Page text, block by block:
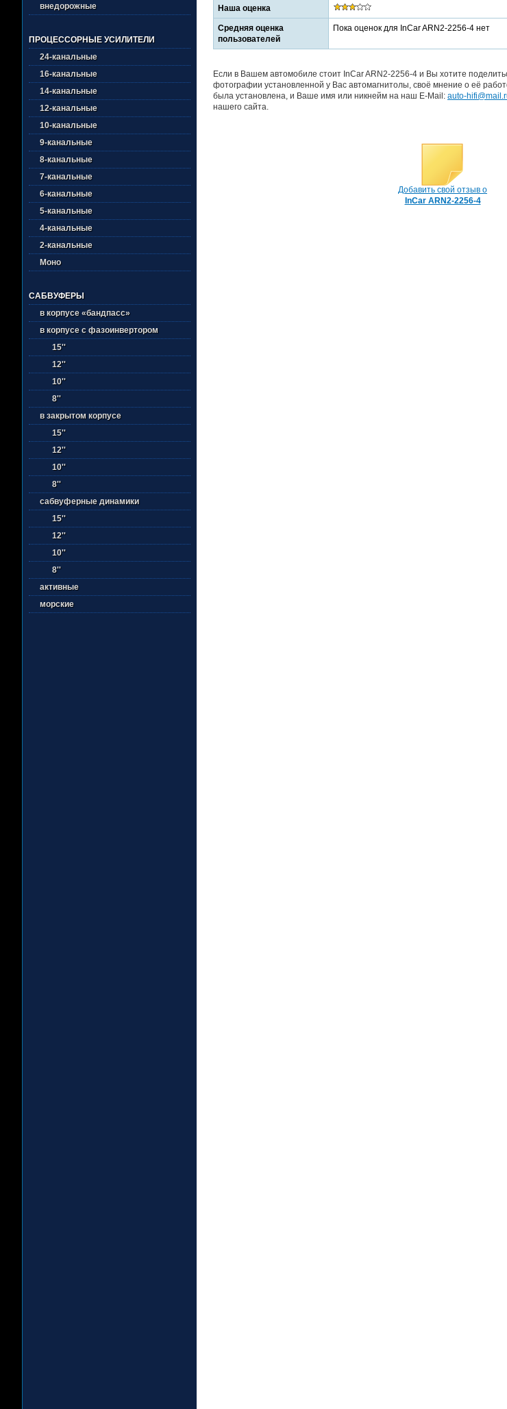
внедорожные
ПРОЦЕССОРНЫЕ УСИЛИТЕЛИ
24-канальные
16-канальные
14-канальные
12-канальные
10-канальные
9-канальные
8-канальные
7-канальные
6-канальные
5-канальные
4-канальные
2-канальные
Моно
САБВУФЕРЫ
в корпусе «бандпасс»
в корпусе с фазоинвертором
15''
12''
10''
8''
в закрытом корпусе
15''
12''
10''
8''
сабвуферные динамики
15''
12''
10''
8''
активные
морские
Наша оценка
Средняя оценка
пользователей
Пока оценок для InCar ARN2-2256-4 нет
Если в Вашем автомобиле стоит InCar ARN2-2256-4 и Вы хотите
фотографии установленной у Вас автомагнитолы, своё мнение о её
была установлена, и Ваше имя или никнейм на наш E-Mail: auto-
нашего сайта.
Добавить свой отзыв о
InCar ARN2-2256-4